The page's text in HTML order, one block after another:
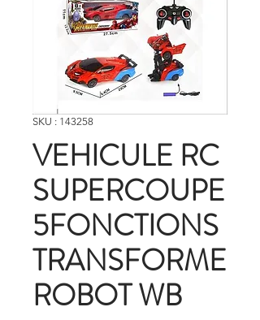
SKU : 143258
VEHICULE RC
SUPERCOUPE
5FONCTIONS
TRANSFORME
ROBOT WB